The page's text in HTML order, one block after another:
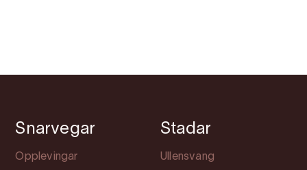
Snarvegar
Opplevingar
Stadar
Ullensvang